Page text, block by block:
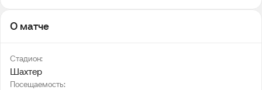
О матче
Стадион:
Шахтер
Посещаемость: